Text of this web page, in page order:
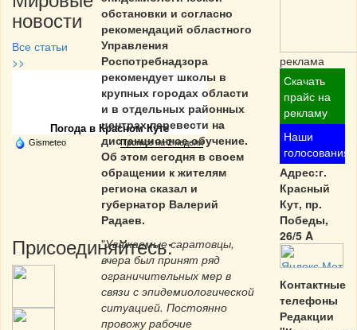
новости
Все статьи
>>
Частная реклама
Погода в Красном Куте
Gismeteo Прогноз на 2 недели
Присоединяйтесь:
обстановки и согласно
рекомендаций областного
Управления
Роспотребнадзора
рекомендует школы в
крупных городах области
и в отдельных районных
центрах перевести на
дистанционное обучение.
Об этом сегодня в своем
обращении к жителям
региона сказал и
губернатор Валерий
Радаев.
"Уважаемые саратовцы,
вчера был принят ряд
ограничительных мер в
связи с эпидемиологической
ситуацией. Постоянно
провожу рабочие
реклама
Скачать
прайс на
рекламу
Наши
голосования
Адрес:г.
Красный
Кут, пр.
Победы,
26/5 A
Контактные
телефоны
Редакции